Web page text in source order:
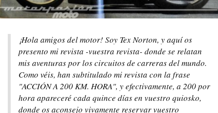
¡Hola amigos del motor! Soy Tex Norton, y aquí os
presento mi revista -vuestra revista- donde se relatan
mis aventuras por los circuitos de carreras del mundo.
Como véis, han subtitulado mi revista con la frase
"ACCIÓN A 200 KM. HORA", y efectivamente, a 200 por
hora apareceré cada quince días en vuestro quiosko,
donde os aconsejo vivamente reservar vuestro